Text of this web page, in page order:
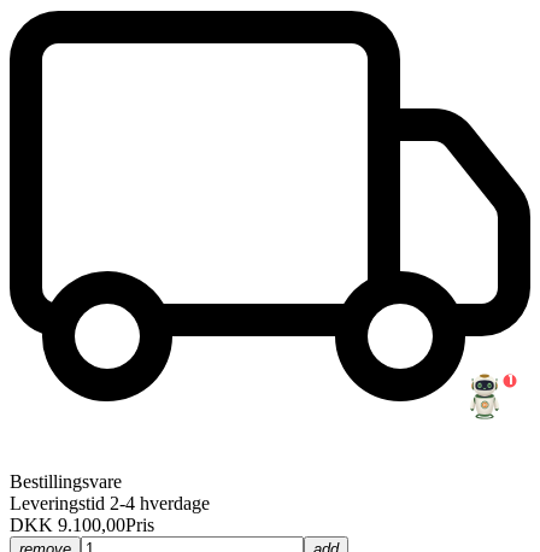
Bestillingsvare
Leveringstid 2-4 hverdage
DKK 9.100,00Pris
1